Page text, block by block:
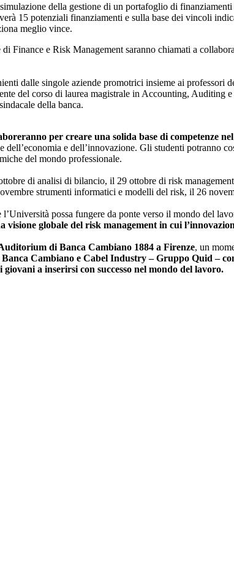
della gestione di un portafoglio di
15 potenziali finanziamenti e sulla base dei vincoli
meglio vince.
e Risk Management saranno chiamati a
dalle singole aziende promotrici insieme ai
del corso di laurea magistrale in Accounting,
della banca.
per creare una solida base di competenze
dell’economia e dell’innovazione. Gli studenti potranno
del mondo professionale.
di analisi di bilancio, il 29 ottobre di risk
strumenti informatici e modelli del risk, il 26
possa fungere da ponte verso il mondo del
globale del risk management in cui
di Banca Cambiano 1884 a Firenze, un
Cambiano e Cabel Industry – Gruppo Quid –
a inserirsi con successo nel mondo del lavoro.